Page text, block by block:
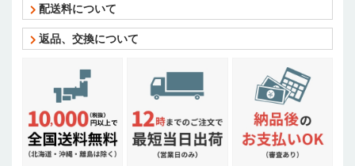
配送料について
返品、交換について